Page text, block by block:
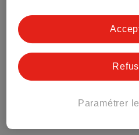
Tout sur Kruidvat
Paramétrer